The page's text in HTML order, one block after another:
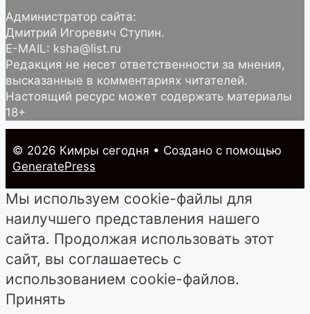
Администратор сайта:
Дмитрий Игоревич Ступин.
E-MAIL: ksha@list.ru
Редакция не несет ответственности за мнения,
высказанные в комментариях читателей.
Настоящий ресурс может содержать материалы
18+
© 2026 Кимры cегодня • Создано с помощью
GeneratePress
Мы используем cookie-файлы для
наилучшего представления нашего
сайта. Продолжая использовать этот
сайт, вы соглашаетесь с
использованием cookie-файлов.
Принять